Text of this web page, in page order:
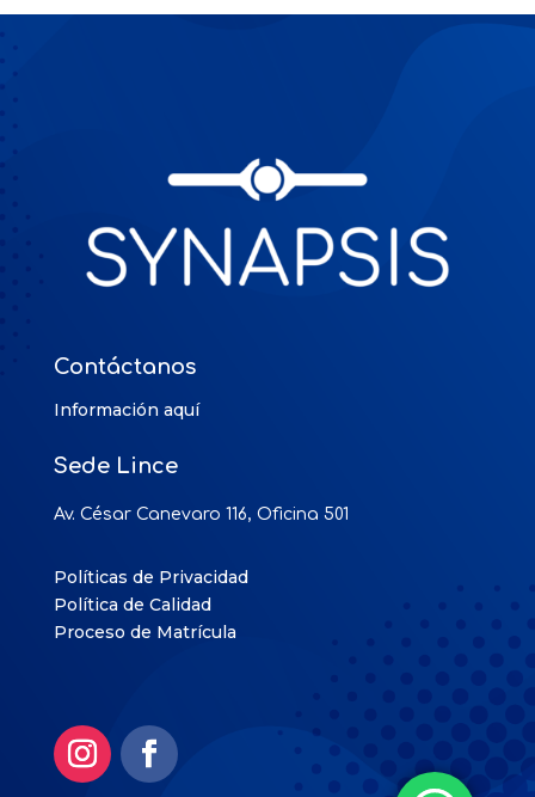
Contáctanos
Información aquí
Sede Lince
Av. César Canevaro 116, Oficina 501
Políticas de Privacidad
Política de Calidad
Proceso de Matrícula